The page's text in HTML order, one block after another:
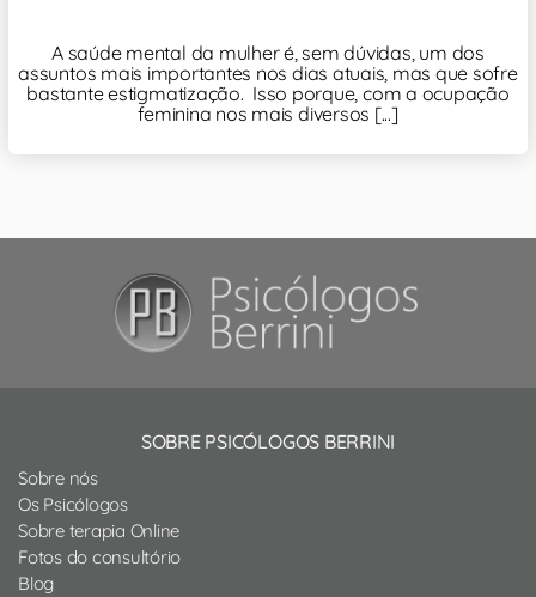
A saúde mental da mulher é, sem dúvidas, um dos
assuntos mais importantes nos dias atuais, mas que sofre
bastante estigmatização. Isso porque, com a ocupação
feminina nos mais diversos [...]
SOBRE PSICÓLOGOS BERRINI
Sobre nós
Os Psicólogos
Sobre terapia Online
Fotos do consultório
Blog